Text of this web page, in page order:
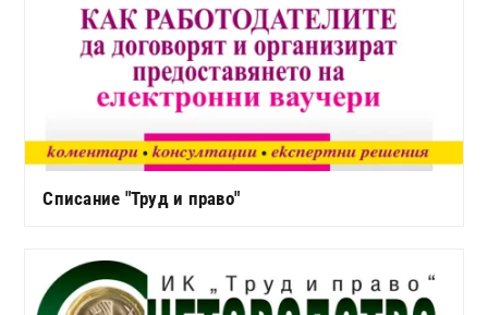
Списание "Труд и право"